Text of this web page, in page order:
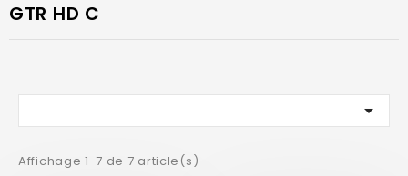
GTR HD C

Affichage 1-7 de 7 article(s)